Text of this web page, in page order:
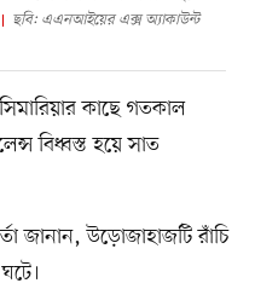
ছবি: এএনআইয়ের এক্স অ্যাকাউন্ট
কাছে গতকাল
বিধ্বস্ত হয়ে সাত
জানান, উড়োজাহাজটি রাঁচি